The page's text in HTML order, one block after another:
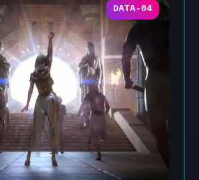
DATA-04